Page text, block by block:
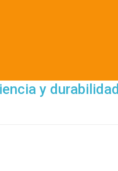
y durabilidad